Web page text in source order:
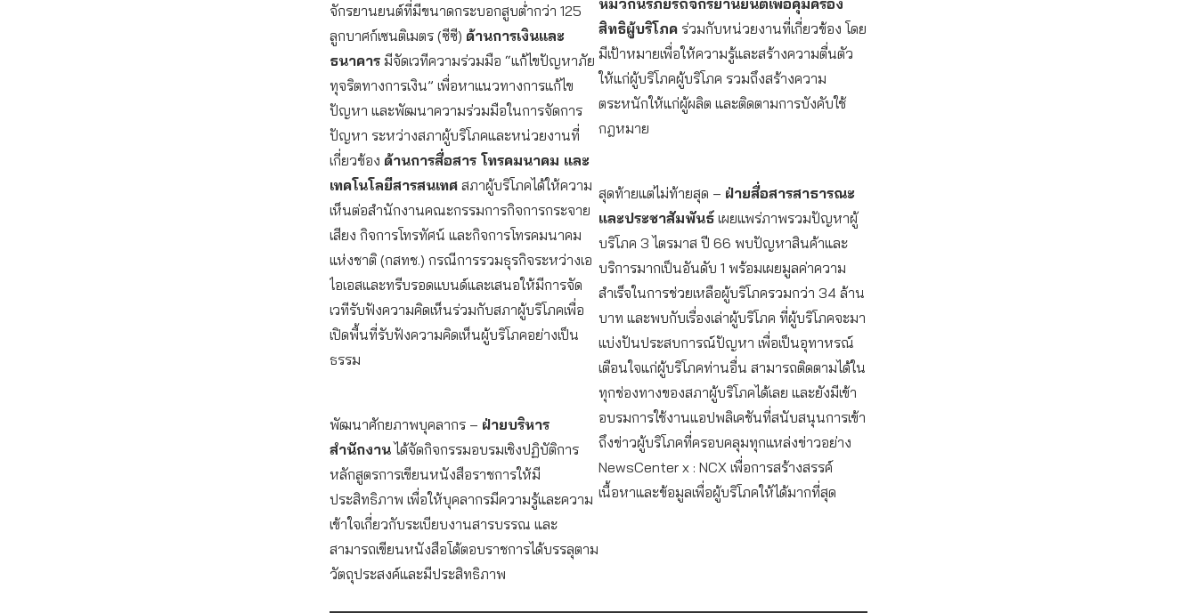
จักรยานยนต์ที่มีขนาดกระบอกสูบต่ำกว่า 125
ลูกบาศก์เซนติเมตร (ซีซี) ด้านการเงินและ
ธนาคาร มีจัดเวทีความร่วมมือ “แก้ไขปัญหาภัย
ทุจริตทางการเงิน” เพื่อหาแนวทางการแก้ไข
ปัญหา และพัฒนาความร่วมมือในการจัดการ
ปัญหา ระหว่างสภาผู้บริโภคและหน่วยงานที่
เกี่ยวข้อง ด้านการสื่อสาร โทรคมนาคม และ
เทคโนโลยีสารสนเทศ สภาผู้บริโภคได้ให้ความ
เห็นต่อสำนักงานคณะกรรมการกิจการกระจาย
เสียง กิจการโทรทัศน์ และกิจการโทรคมนาคม
แห่งชาติ (กสทช.) กรณีการรวมธุรกิจระหว่างเอ
ไอเอสและทรีบรอดแบนด์และเสนอให้มีการจัด
เวทีรับฟังความคิดเห็นร่วมกับสภาผู้บริโภคเพื่อ
เปิดพื้นที่รับฟังความคิดเห็นผู้บริโภคอย่างเป็น
ธรรม
พัฒนาศักยภาพบุคลากร – ฝ่ายบริหาร
สำนักงานได้จัดกิจกรรมอบรมเชิงปฏิบัติการ
หลักสูตรการเขียนหนังสือราชการให้มี
ประสิทธิภาพ เพื่อให้บุคลากรมีความรู้และความ
เข้าใจเกี่ยวกับระเบียบงานสารบรรณ และ
สามารถเขียนหนังสือโต้ตอบราชการได้บรรลุตาม
วัตถุประสงค์และมีประสิทธิภาพ
สิทธิผู้บริโภค ร่วมกับหน่วยงานที่เกี่ยวข้อง โดย
มีเป้าหมายเพื่อให้ความรู้และสร้างความตื่นตัว
ให้แก่ผู้บริโภคผู้บริโภค รวมถึงสร้างความ
ตระหนักให้แก่ผู้ผลิต และติดตามการบังคับใช้
กฎหมาย
สุดท้ายแต่ไม่ท้ายสุด – ฝ่ายสื่อสารสาธารณะ
และประชาสัมพันธ์ เผยแพร่ภาพรวมปัญหาผู้
บริโภค 3 ไตรมาส ปี 66 พบปัญหาสินค้าและ
บริการมากเป็นอันดับ 1 พร้อมเผยมูลค่าความ
สำเร็จในการช่วยเหลือผู้บริโภครวมกว่า 34 ล้าน
บาท และพบกับเรื่องเล่าผู้บริโภค ที่ผู้บริโภคจะมา
แบ่งปันประสบการณ์ปัญหา เพื่อเป็นอุทาหรณ์
เตือนใจแก่ผู้บริโภคท่านอื่น สามารถติดตามได้ใน
ทุกช่องทางของสภาผู้บริโภคได้เลย และยังมีเข้า
อบรมการใช้งานแอปพลิเคชันที่สนับสนุนการเข้า
ถึงข่าวผู้บริโภคที่ครอบคลุมทุกแหล่งข่าวอย่าง
NewsCenter x : NCX เพื่อการสร้างสรรค์
เนื้อหาและข้อมูลเพื่อผู้บริโภคให้ได้มากที่สุด